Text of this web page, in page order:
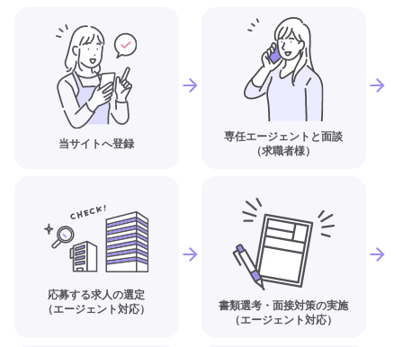
当サイトへ登録
専任エージェントと面談
（求職者様）
応募する求人の選定
（エージェント対応）
書類選考・面接対策の実施
（エージェント対応）